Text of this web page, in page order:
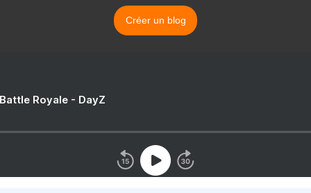
Créer un blog
Royale - DayZ